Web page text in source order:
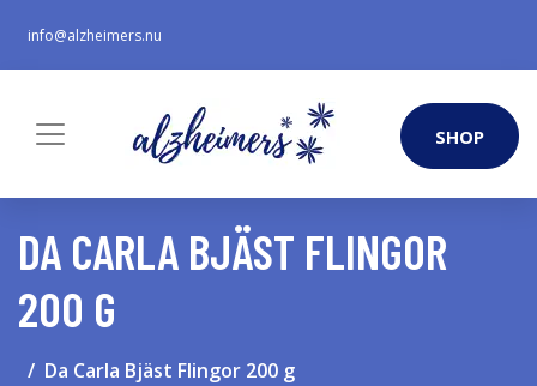
info@alzheimers.nu
SHOP
DA CARLA BJÄST FLINGOR
200 G
Da Carla Bjäst Flingor 200 g